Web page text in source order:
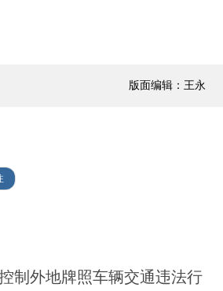
版面编辑：王永
制外地牌照车辆交通违法行